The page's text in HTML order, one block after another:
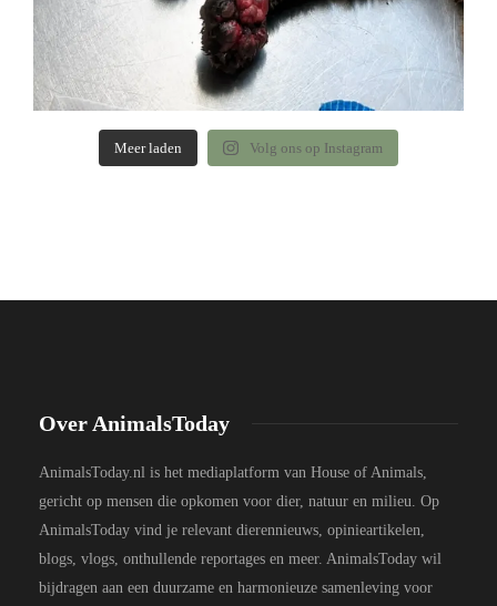
Meer laden Volg ons op Instagram
Over AnimalsToday
AnimalsToday.nl is het mediaplatform van House of Animals,
gericht op mensen die opkomen voor dier, natuur en milieu. Op
AnimalsToday vind je relevant dierennieuws, opinieartikelen,
blogs, vlogs, onthullende reportages en meer. AnimalsToday wil
bijdragen aan een duurzame en harmonieuze samenleving voor